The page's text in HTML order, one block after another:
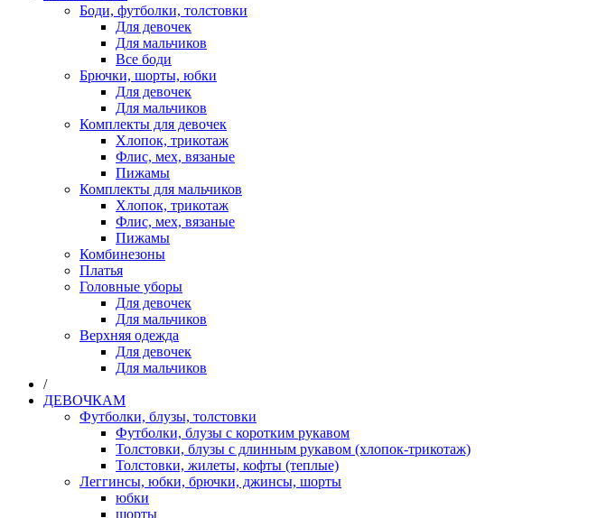
Боди, футболки, толстовки
Для девочек
Для мальчиков
Все боди
Брючки, шорты, юбки
Для девочек
Для мальчиков
Комплекты для девочек
Хлопок, трикотаж
Флис, мех, вязаные
Пижамы
Комплекты для мальчиков
Хлопок, трикотаж
Флис, мех, вязаные
Пижамы
Комбинезоны
Платья
Головные уборы
Для девочек
Для мальчиков
Верхняя одежда
Для девочек
Для мальчиков
/
ДЕВОЧКАМ
Футболки, блузы, толстовки
Футболки, блузы с коротким рукавом
Толстовки, блузы с длинным рукавом (хлопок-трикотаж)
Толстовки, жилеты, кофты (теплые)
Леггинсы, юбки, брючки, джинсы, шорты
юбки
шорты